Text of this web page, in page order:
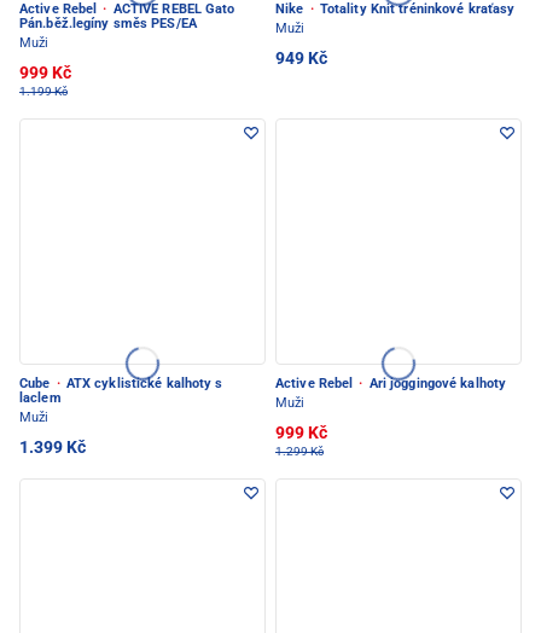
Active Rebel · ACTIVE REBEL Gato
Pán.běž.legíny směs PES/EA
Muži
999 Kč
1.199 Kč
Nike · Totality Knit tréninkové kraťasy
Muži
949 Kč
Cube · ATX cyklistické kalhoty s
laclem
Muži
1.399 Kč
Active Rebel · Ari joggingové kalhoty
Muži
999 Kč
1.299 Kč